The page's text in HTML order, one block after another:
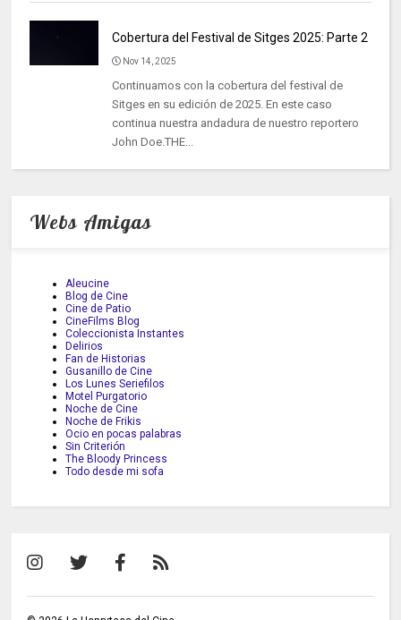
Cobertura del Festival de Sitges 2025: Parte 2
Nov 14, 2025
Continuamos con la cobertura del festival de
Sitges en su edición de 2025. En este caso
continua nuestra andadura de nuestro reportero
John Doe.THE...
Webs Amigas
Aleucine
Blog de Cine
Cine de Patio
CineFilms Blog
Coleccionista Instantes
Delirios
Fan de Historias
Gusanillo de Cine
Los Lunes Seriefilos
Motel Purgatorio
Noche de Cine
Noche de Frikis
Ocio en pocas palabras
Sin Criterión
The Bloody Princess
Todo desde mi sofa